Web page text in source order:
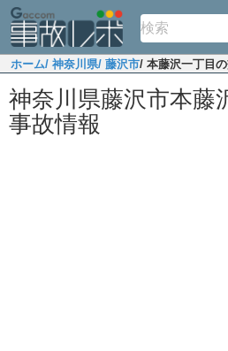
ホーム/ 神奈川県/ 藤沢市/ 本藤沢一丁目
神奈川県藤沢市本藤
事故情報